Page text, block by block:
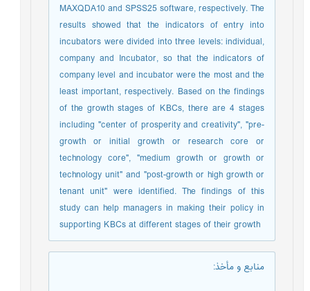
MAXQDA10 and SPSS25 software, respectively. The
results showed that the indicators of entry into
incubators were divided into three levels: individual,
company and Incubator, so that the indicators of
company level and incubator were the most and the
least important, respectively. Based on the findings
of the growth stages of KBCs, there are 4 stages
including "center of prosperity and creativity", "pre-
growth or initial growth or research core or
technology core", "medium growth or growth or
technology unit" and "post-growth or high growth or
tenant unit" were identified. The findings of this
study can help managers in making their policy in
supporting KBCs at different stages of their growth
منابع و مأخذ: